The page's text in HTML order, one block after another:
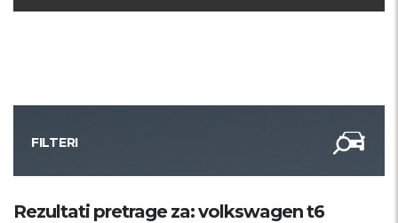
FILTERI
Kategorija
Rezultati pretrage za: volkswagen t6